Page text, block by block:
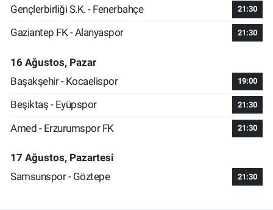
Gençlerbirliği S.K. - Fenerbahçe 21:30
Gaziantep FK - Alanyaspor 21:30
16 Ağustos, Pazar
Başakşehir - Kocaelispor
19:00
Beşiktaş - Eyüpspor 21:30
Amed - Erzurumspor FK 21:30
17 Ağustos, Pazartesi
Samsunspor - Göztepe
21:30